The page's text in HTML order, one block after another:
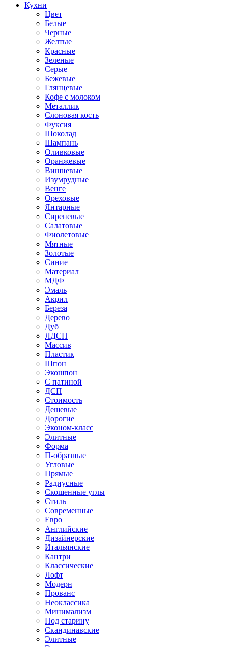
Кухни
Цвет
Белые
Черные
Желтые
Красные
Зеленые
Серые
Бежевые
Глянцевые
Кофе с молоком
Металлик
Слоновая кость
Фуксия
Шоколад
Шампань
Оливковые
Оранжевые
Вишневые
Изумрудные
Венге
Ореховые
Янтарные
Сиреневые
Салатовые
Фиолетовые
Мятные
Золотые
Синие
Материал
МДФ
Эмаль
Акрил
Береза
Дерево
Дуб
ЛДСП
Массив
Пластик
Шпон
Экошпон
С патиной
ДСП
Стоимость
Дешевые
Дорогие
Эконом-класс
Элитные
Форма
П-образные
Угловые
Прямые
Радиусные
Скошенные углы
Стиль
Современные
Евро
Английские
Дизайнерские
Итальянские
Кантри
Классические
Лофт
Модерн
Прованс
Неоклассика
Минимализм
Под старину
Скандинавские
Элитные